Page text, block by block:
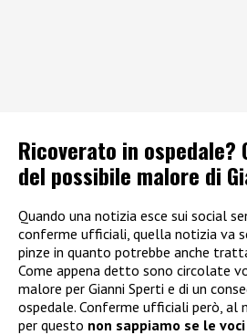
Ricoverato in ospedale?
del possibile malore di
Quando una notizia esce sui social
conferme ufficiali, quella notizia va
pinze in quanto potrebbe anche
Come appena detto sono circolate
malore per Gianni Sperti e di un
ospedale. Conferme ufficiali però, al
per questo non sappiamo se le